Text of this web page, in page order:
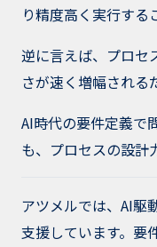
り精度高く実行する
逆に言えば、プロセ
さが速く増幅される
AI時代の要件定義で
も、プロセスの設計
アツメルでは、AI駆
支援しています。要